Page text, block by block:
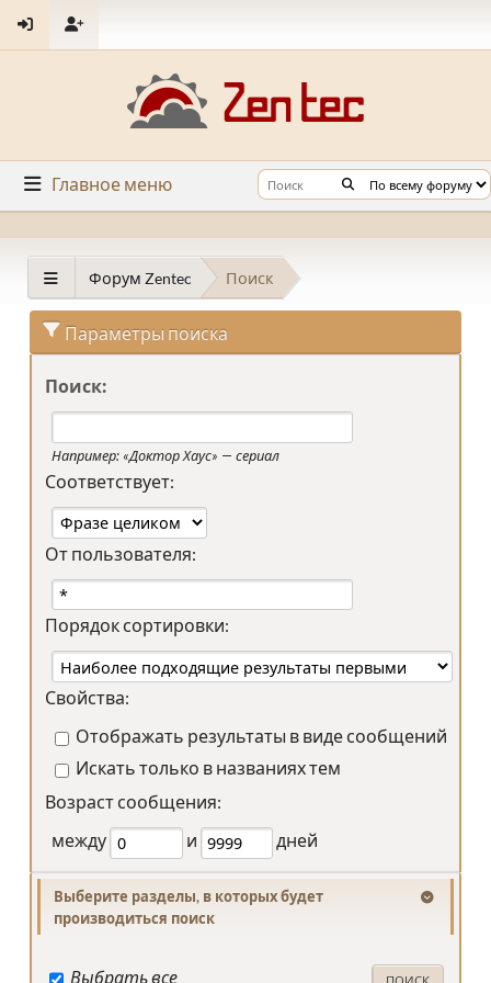
Главное меню
Форум Zentec Поиск
Параметры поиска
Поиск:
Например: «Доктор Хаус» — сериал
Соответствует:
От пользователя:
Порядок сортировки:
Свойства:
Отображать результаты в виде сообщений
Искать только в названиях тем
Возраст сообщения:
между
и дней
Выберите разделы, в которых будет
производиться поиск
Выбрать все